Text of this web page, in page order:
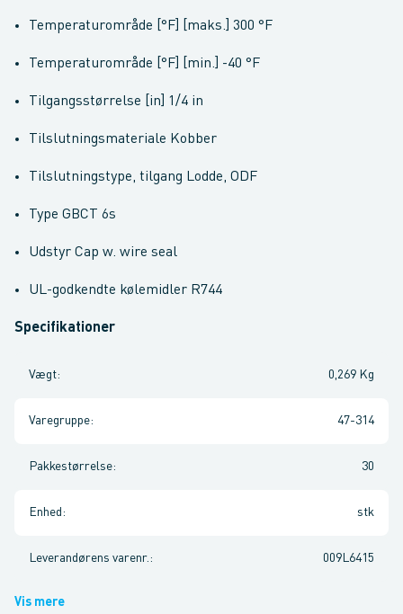
Temperaturområde [°F] [maks.] 300 °F
Temperaturområde [°F] [min.] -40 °F
Tilgangsstørrelse [in] 1/4 in
Tilslutningsmateriale Kobber
Tilslutningstype, tilgang Lodde, ODF
Type GBCT 6s
Udstyr Cap w. wire seal
UL-godkendte kølemidler R744
Specifikationer
Vægt: 0,269 Kg
Varegruppe: 47-314
Pakkestørrelse: 30
Enhed : stk
Leverandørens varenr. : 009L6415
Vis mere